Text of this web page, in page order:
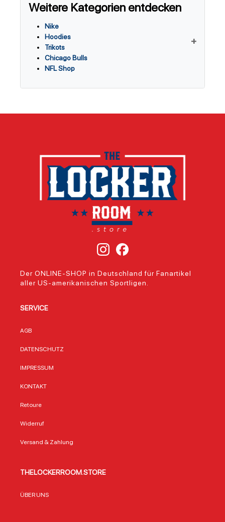
Weitere Kategorien entdecken
Nike
Hoodies
Trikots
Chicago Bulls
NFL Shop
Der ONLINE-SHOP in Deutschland für Fanartikel
aller US-amerikanischen Sportligen.
SERVICE
AGB
DATENSCHUTZ
IMPRESSUM
KONTAKT
Retoure
Widerruf
Versand & Zahlung
THELOCKERROOM.STORE
ÜBER UNS